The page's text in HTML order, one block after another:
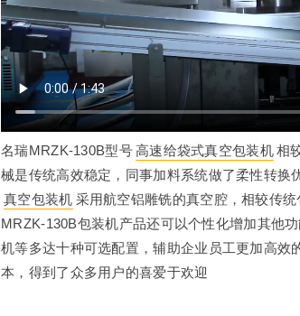
名瑞MRZK-130B型号高速给袋式真空包装机相
械是传统高效稳定，同事加料系统做了柔性转
真空包装机 采用航空铝雕铣的真空腔，相较传统
MRZK-130B包装机产品还可以个性化增加其他
机等多达十种可选配置，辅助企业员工更加高
本，得到了众多用户的喜爱于欢迎